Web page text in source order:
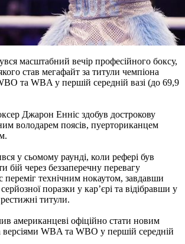
масштабний вечір професійного боксу,
став мегафайт за титули чемпіона
та WBA у першій середній вазі (до 69,9
Джарон Енніс здобув дострокову
володарем поясів, пуерториканцем
у сьомому раунді, коли рефері був
бій через беззаперечну перевагу
переміг технічним нокаутом, завдавши
поразки у кар’єрі та відібравши у
титули.
американцеві офіційно стати новим
версіями WBA та WBO у першій середній